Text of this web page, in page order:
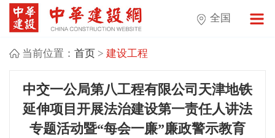
全国
当前位置： 首页> 建设工程
中交一公局第八工程有限公司天津地铁
延伸项目开展法治建设第一责任人讲法
专题活动暨“每会一廉”廉政警示教育